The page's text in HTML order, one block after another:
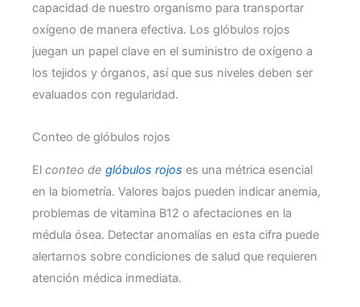
capacidad de nuestro organismo para transportar
oxígeno de manera efectiva. Los glóbulos rojos
juegan un papel clave en el suministro de oxígeno a
los tejidos y órganos, así que sus niveles deben ser
evaluados con regularidad.
Conteo de glóbulos rojos
El conteo de glóbulos rojos es una métrica esencial
en la biometría. Valores bajos pueden indicar anemia,
problemas de vitamina B12 o afectaciones en la
médula ósea. Detectar anomalías en esta cifra puede
alertarnos sobre condiciones de salud que requieren
atención médica inmediata.